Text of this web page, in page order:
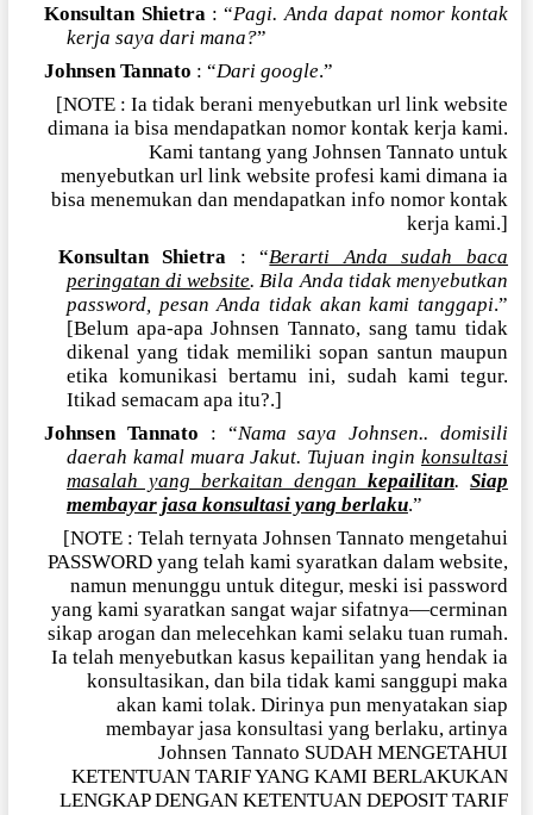
Konsultan Shietra: “Pagi. Anda dapat nomor kontak
kerja saya dari mana?”
Johnsen Tannato : “Dari google.”
[NOTE : Ia tidak berani menyebutkan url link website
dimana ia bisa mendapatkan nomor kontak kerja kami.
Kami tantang yang Johnsen Tannato untuk
menyebutkan url link website profesi kami dimana ia
bisa menemukan dan mendapatkan info nomor kontak
kerja kami.]
Konsultan Shietra : “Berarti Anda sudah baca
peringatan di website. Bila Anda tidak menyebutkan
password, pesan Anda tidak akan kami tanggapi.”
[Belum apa-apa Johnsen Tannato, sang tamu tidak
dikenal yang tidak memiliki sopan santun maupun
etika komunikasi bertamu ini, sudah kami tegur.
Itikad semacam apa itu?.]
Johnsen Tannato : “Nama saya Johnsen.. domisili
daerah kamal muara Jakut. Tujuan ingin konsultasi
masalah yang berkaitan dengan kepailitan.Siap
membayar jasa konsultasi yang berlaku.”
[NOTE : Telah ternyata Johnsen Tannato mengetahui
PASSWORD yang telah kami syaratkan dalam website,
namun menunggu untuk ditegur, meski isi password
yang kami syaratkan sangat wajar sifatnya—cerminan
sikap arogan dan melecehkan kami selaku tuan rumah.
Ia telah menyebutkan kasus kepailitan yang hendak ia
konsultasikan, dan bila tidak kami sanggupi maka
akan kami tolak. Dirinya pun menyatakan siap
membayar jasa konsultasi yang berlaku, artinya
Johnsen Tannato SUDAH MENGETAHUI
KETENTUAN TARIF YANG KAMI BERLAKUKAN
LENGKAP DENGAN KETENTUAN DEPOSIT TARIF